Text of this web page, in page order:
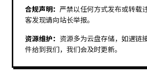
合规声明： 严禁以任何方式发布或转载
客发现请向站长举报。
资源维护： 资源多为云盘存储，如遇链
件给到我们，我们会及时更新。